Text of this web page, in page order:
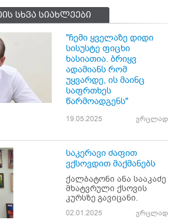
სხვა სიახლეები
"ჩემი ყველაზე დიდი
სისუსტე ფიცხი
ხასიათია. ბრიყვ
ადამიანს რომ
უყვარდე, ის მაინც
საფრთხეს
წარმოადგენს"
19.05.2025 ვრცლად
საკერავი ძაფით
ვქსოვდით მაქმანებს
ქალბატონი ანა სააკაძე
მხატვრული ქსოვის
კურსზე გავიცანი.
02.01.2025 ვრცლად